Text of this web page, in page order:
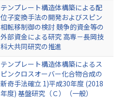
テンプレート構造体構築による配
位子変換手法の開発およびスピン
相転移制御の検討 競争的資金等の
外部資金による研究 高専－長岡技
科大共同研究の推進
テンプレート構造体構築によるス
ピンクロスオーバー化合物合成の
新奇手法確立 1)平成30年度 (2018
年度) 基盤研究（Ｃ）（一般）